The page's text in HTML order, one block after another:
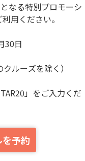
なる特別プロモーシ
用ください。
30日
ルーズを除く）
」をご入力くだ
予約